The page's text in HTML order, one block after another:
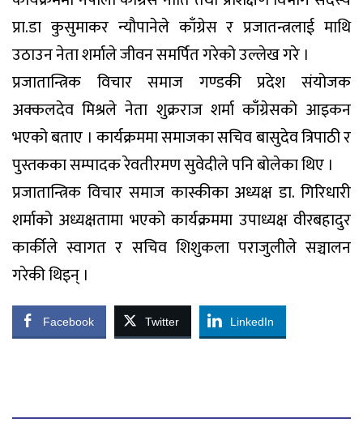
प्रा.डा कुसुमाकर न्यौपानेले काँग्रेस र प्रजातन्त्रलाई माथि
उठाउन नेता शर्माले जीवन समर्पित गरेको उल्लेख गरे ।
प्रजातान्त्रिक विचार समाज गण्डकी प्रदेश संयोजक
अक्कलदेव मिश्रले नेता शुक्रराज शर्मा काँग्रेसको आइकन
भएको बताए । कार्यक्रममा समाजका सचिव बासुदेव त्रिपाठी र
पुस्तकका सम्पादक रेवतीरमण सुवेदीले पनि बोलेका थिए ।
प्रजातान्त्रिक विचार समाज कास्कीका अध्यक्ष डा. गिरिधारी
शर्माको अध्यक्षतामा भएको कार्यक्रममा उपाध्यक्ष वीरबहादुर
कार्कीले स्वागत र सचिव शिशुकला पराजुलीले सञ्चालन
गरेकी थिइन् ।
Facebook Twitter LinkedIn